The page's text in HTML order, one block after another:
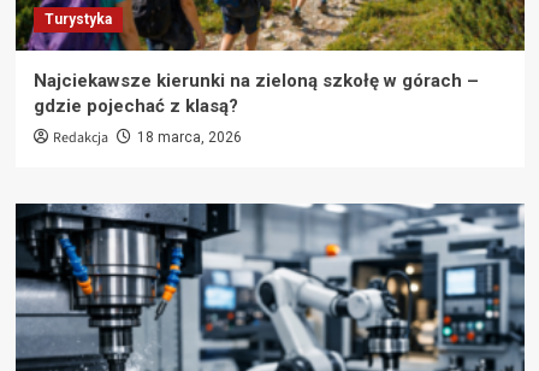
Turystyka
Najciekawsze kierunki na zieloną szkołę w górach –
gdzie pojechać z klasą?
Redakcja 18 marca, 2026